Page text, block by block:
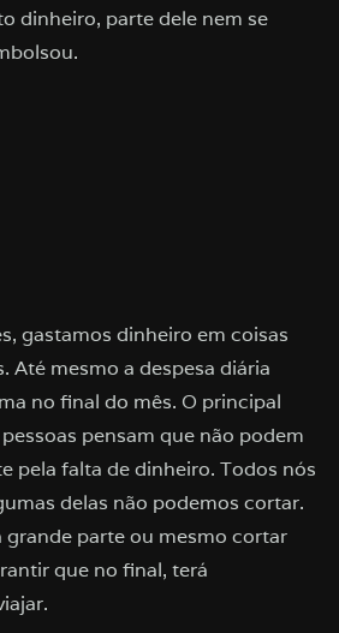
dinheiro, parte dele nem se
gastamos dinheiro em coisas
Até mesmo a despesa diária
no final do mês. O principal
pensam que não podem
pela falta de dinheiro. Todos nós
delas não podemos cortar.
grande parte ou mesmo cortar
que no final, terá